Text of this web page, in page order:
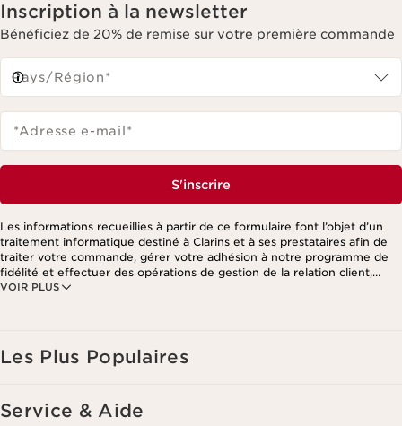
Inscription à la newsletter
Bénéficiez de 20% de remise sur votre première commande
Pays/Région*
*Adresse e-mail*
S'inscrire
VOIR PLUS
Les informations recueillies à partir de ce formulaire font l’objet d’un
traitement informatique destiné à Clarins et à ses prestataires afin de
traiter votre commande, gérer votre adhésion à notre programme de
fidélité et effectuer des opérations de gestion de la relation client,
notamment pour vous adresser des offres personnalisées en fonction
Les Plus Populaires
Service & Aide